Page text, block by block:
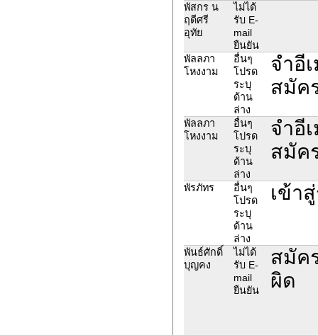
พัสกร น
ฤดีศรี
อุทัย
ไม่ได้
รับ E-
mail
ยืนยัน
พัลลภา
โหงงาม
อื่นๆ
โปรด
ระบุ
ด้าน
ล่าง
จำอี
สมัค
พัลลภา
โหงงาม
อื่นๆ
โปรด
ระบุ
ด้าน
ล่าง
จำอี
สมัค
พัรภัทร
อื่นๆ
โปรด
ระบุ
ด้าน
ล่าง
เข้า
พันธ์ศักดิ์
บุญคง
ไม่ได้
รับ E-
mail
ยืนยัน
สมัค
ผิด